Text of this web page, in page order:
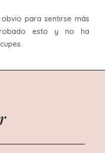
para sentirse más
esto y no ha